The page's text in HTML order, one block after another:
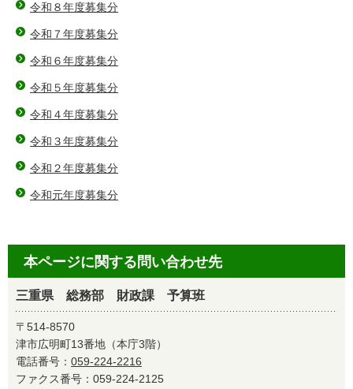
令和８年度募集分
令和７年度募集分
令和６年度募集分
令和５年度募集分
令和４年度募集分
令和３年度募集分
令和２年度募集分
令和元年度募集分
本ページに関する問い合わせ先
三重県 総務部 財政課 予算班
〒514-8570
津市広明町13番地（本庁3階）
電話番号： 059-224-2216
ファクス番号：059-224-2125